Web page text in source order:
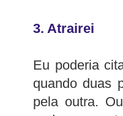
3. Atrairei
Eu poderia
quando duas
pela outra.